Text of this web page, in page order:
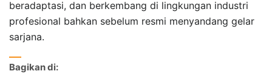
beradaptasi, dan berkembang di lingkungan industri
profesional bahkan sebelum resmi menyandang gelar
sarjana.
Bagikan di: